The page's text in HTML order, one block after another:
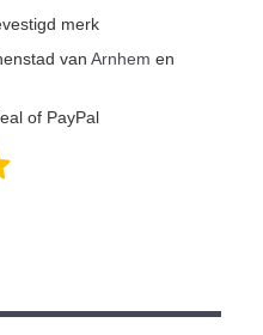
merk
van Arnhem en
of PayPal